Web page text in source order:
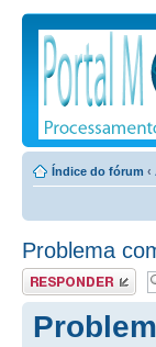
Índice do fórum ‹
Problema
Responder